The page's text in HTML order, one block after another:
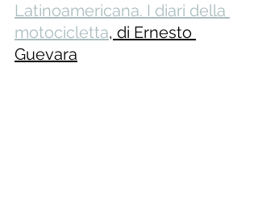
Latinoamericana. I diari della
motocicletta, di Ernesto
Guevara